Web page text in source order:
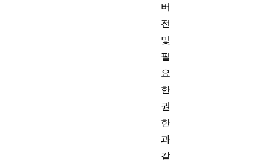
버
전
및
필
요
한
권
한
과
같